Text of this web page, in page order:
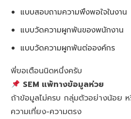
แบบสอบถามความพึงพอใจในงาน
แบบวัดความผูกพันของพนักงาน
แบบวัดความผูกพันต่อองค์กร
พี่ขอเตือนนิดหนึ่งครับ
SEM แพ้ทางข้อมูลห่วย
ถ้าข้อมูลไม่ครบ กลุ่มตัวอย่างน้อย ห
ความเที่ยง-ความตรง